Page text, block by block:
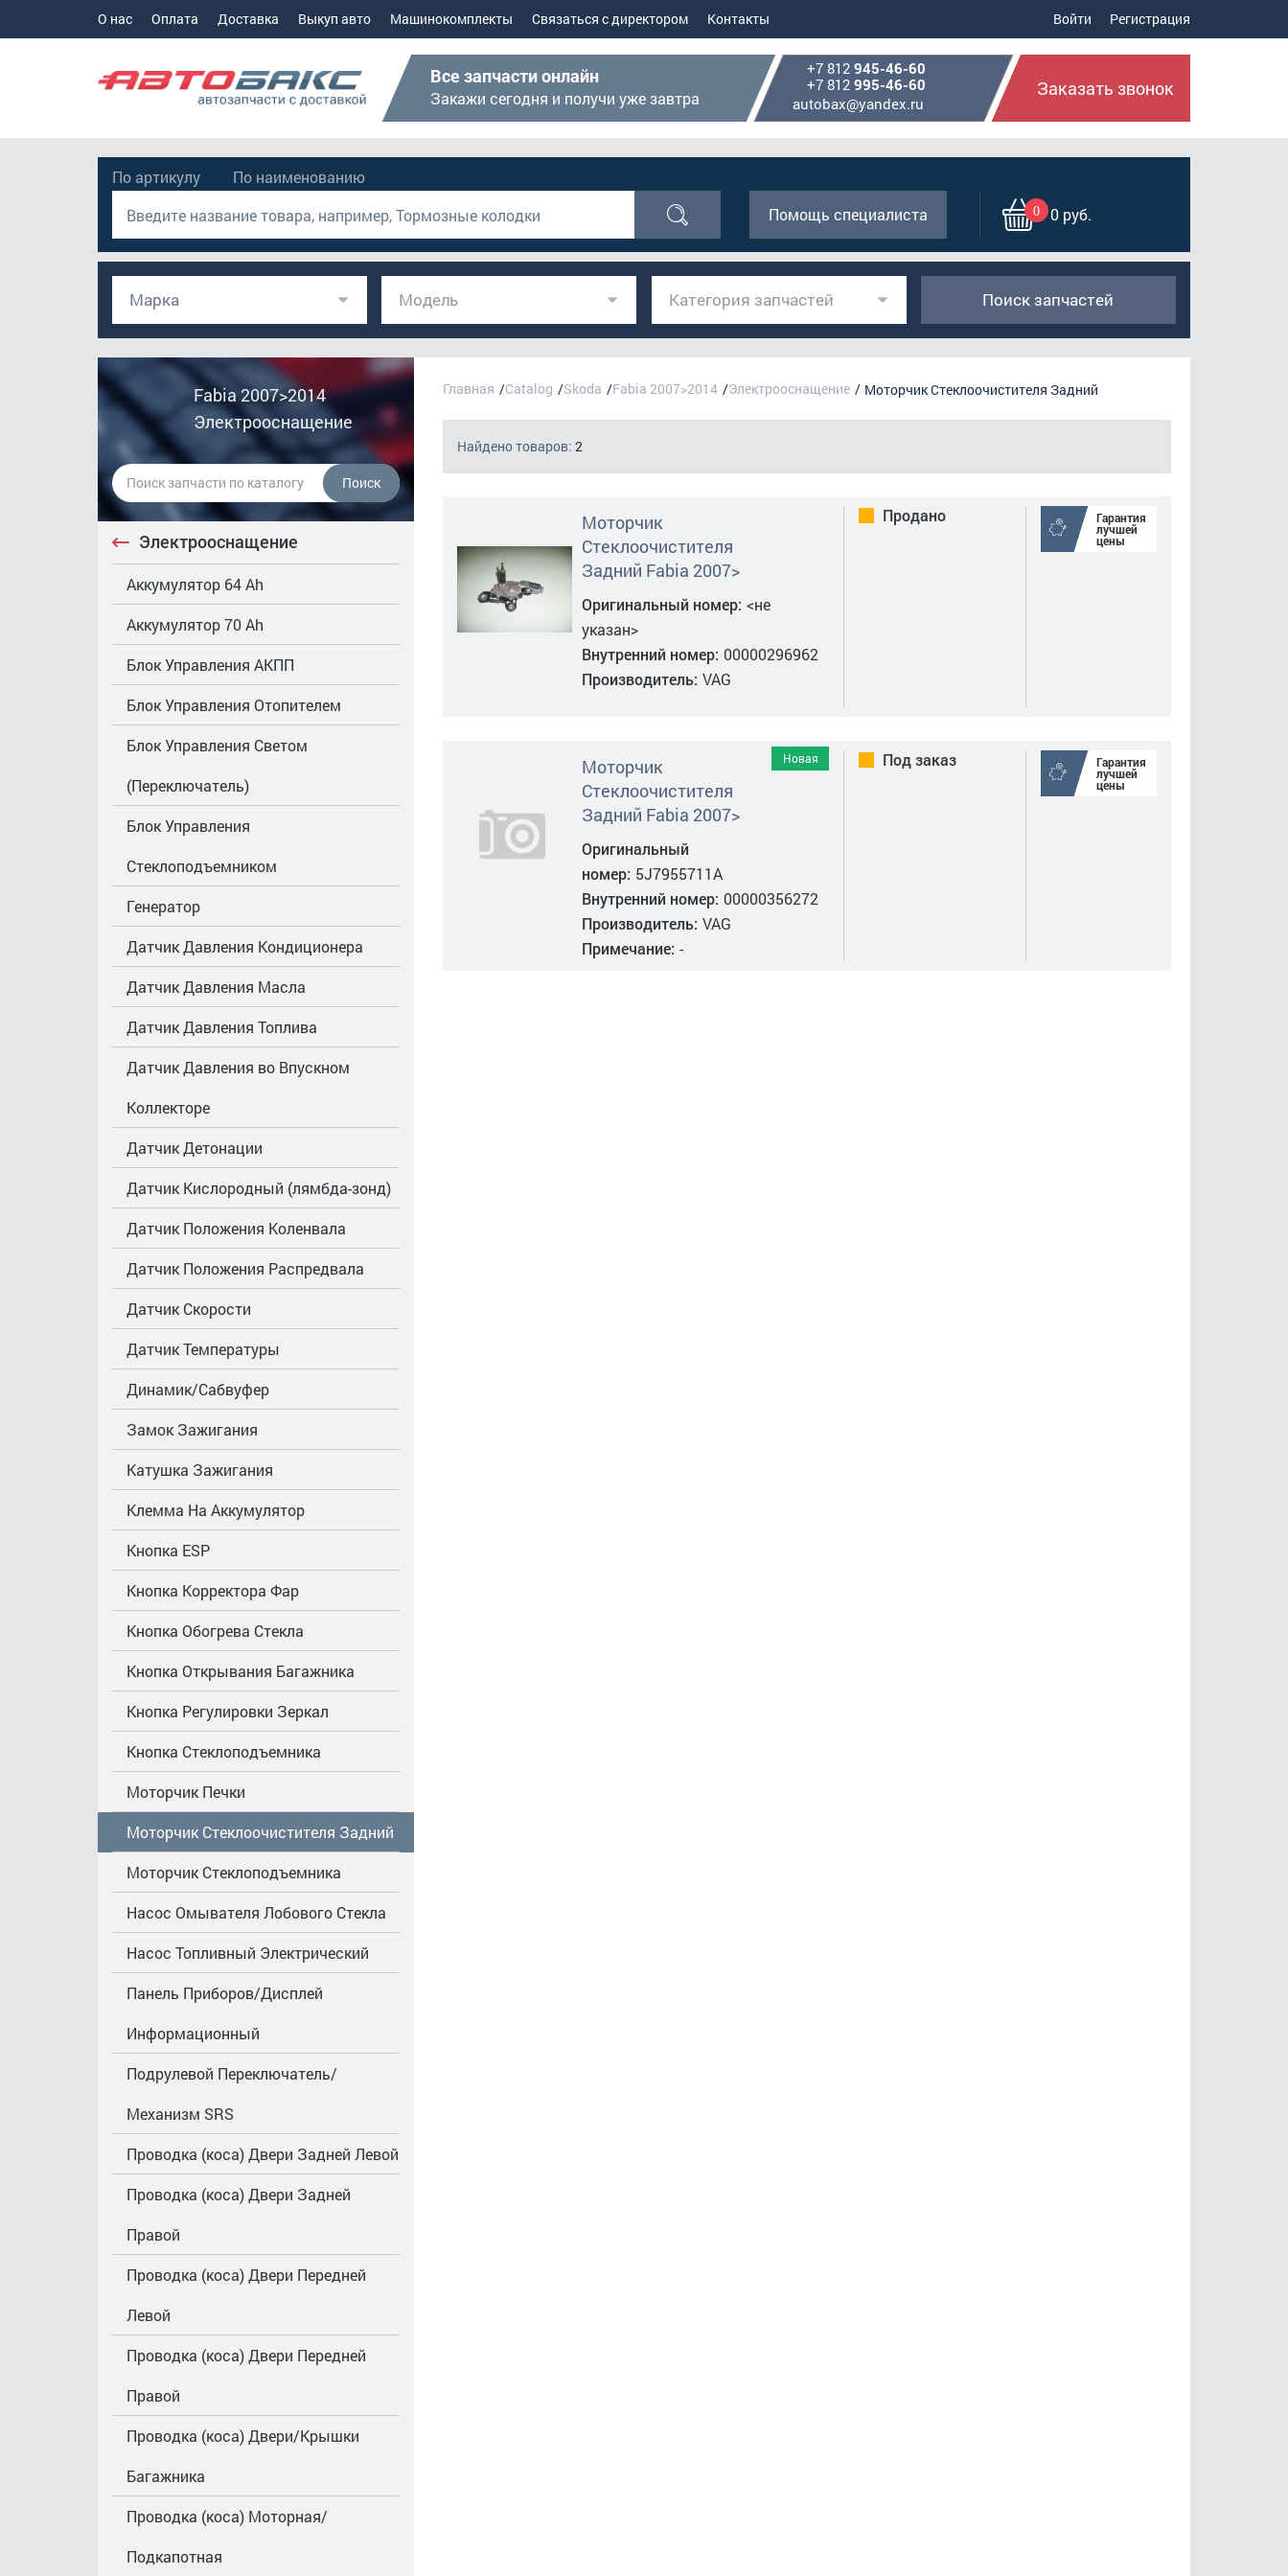
О нас Оплата Доставка Выкуп авто Машинокомплекты Связаться с директором Контакты Войти Регистрация
Все запчасти онлайн
Закажи сегодня и получи уже завтра
+7 812 945-46-60
+7 812 995-46-60
autobax@yandex.ru
Заказать звонок
По артикулу
По наименованию
Помощь специалиста
0 0 руб.
Марка Модель Категория запчастей Поиск запчастей
Fabia 2007>2014
Электрооснащение
Поиск
Электрооснащение
Аккумулятор 64 Ah
Аккумулятор 70 Ah
Блок Управления АКПП
Блок Управления Отопителем
Блок Управления Светом
(Переключатель)
Блок Управления
Стеклоподъемником
Генератор
Датчик Давления Кондиционера
Датчик Давления Масла
Датчик Давления Топлива
Датчик Давления во Впускном
Коллекторе
Датчик Детонации
Датчик Кислородный (лямбда-зонд)
Датчик Положения Коленвала
Датчик Положения Распредвала
Датчик Скорости
Датчик Температуры
Динамик/Сабвуфер
Замок Зажигания
Катушка Зажигания
Клемма На Аккумулятор
Кнопка ESP
Кнопка Корректора Фар
Кнопка Обогрева Стекла
Кнопка Открывания Багажника
Кнопка Регулировки Зеркал
Кнопка Стеклоподъемника
Моторчик Печки
Моторчик Стеклоочистителя Задний
Моторчик Стеклоподъемника
Насос Омывателя Лобового Стекла
Насос Топливный Электрический
Панель Приборов/Дисплей
Информационный
Подрулевой Переключатель/
Механизм SRS
Проводка (коса) Двери Задней Левой
Проводка (коса) Двери Задней
Правой
Проводка (коса) Двери Передней
Левой
Проводка (коса) Двери Передней
Правой
Проводка (коса) Двери/Крышки
Багажника
Проводка (коса) Моторная/
Подкапотная
Главная Catalog Skoda Fabia 2007>2014 Электрооснащение Моторчик Стеклоочистителя Задний
Найдено товаров: 2
Моторчик
Стеклоочистителя
Задний Fabia 2007>
Оригинальный номер: <не
указан>
Внутренний номер: 00000296962
Производитель: VAG
Продано Гарантия
лучшей
цены
Новая
Моторчик
Стеклоочистителя
Задний Fabia 2007>
Оригинальный
номер: 5J7955711A
Внутренний номер: 00000356272
Производитель: VAG
Примечание: -
Под заказ Гарантия
лучшей
цены